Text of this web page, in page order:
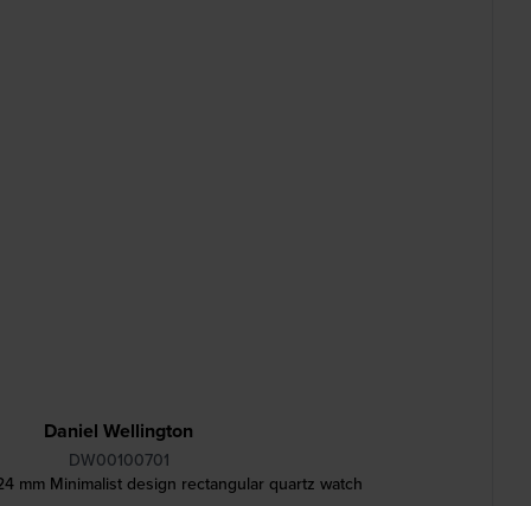
Daniel Wellington
DW00100701
mm Minimalist design rectangular quartz watch